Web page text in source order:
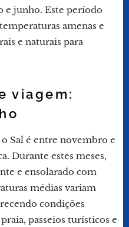
e junho. Este período
amenas e
e naturais para
viagem:
Sal é entre novembro e
Durante estes meses,
e ensolarado com
médias variam
condições
passeios turísticos e